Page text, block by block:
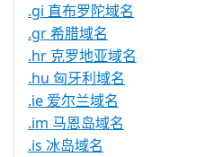
.gi 直布罗陀域名
.gr 希腊域名
.hr 克罗地亚域名
.hu 匈牙利域名
.ie 爱尔兰域名
.im 马恩岛域名
.is 冰岛域名